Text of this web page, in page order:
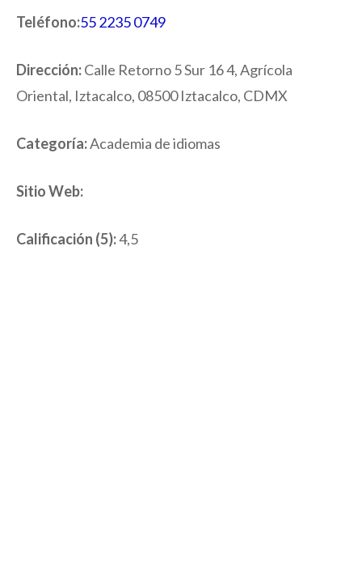
Teléfono:55 2235 0749
Dirección:Calle Retorno 5 Sur 16 4, Agrícola
Oriental, Iztacalco, 08500 Iztacalco, CDMX
Categoría:Academia de idiomas
Sitio Web:
Calificación (5):4,5